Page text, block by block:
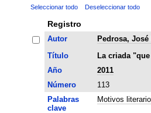
Seleccionar todo Deseleccionar todo
Registro
Autor
Pedrosa, José
Título
La criada
Año
2011
Número
113
Palabras
clave
Motivos